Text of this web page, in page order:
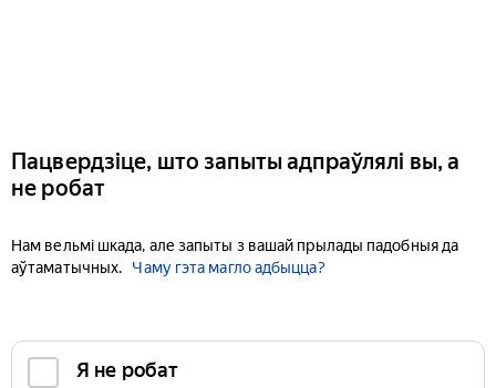
Пацвердзіце, што запыты адпраўлялі вы, а
не робат
Нам вельмі шкада, але запыты з вашай прылады падобныя да
аўтаматычных.
Чаму гэта магло адбыцца?
Я не робат